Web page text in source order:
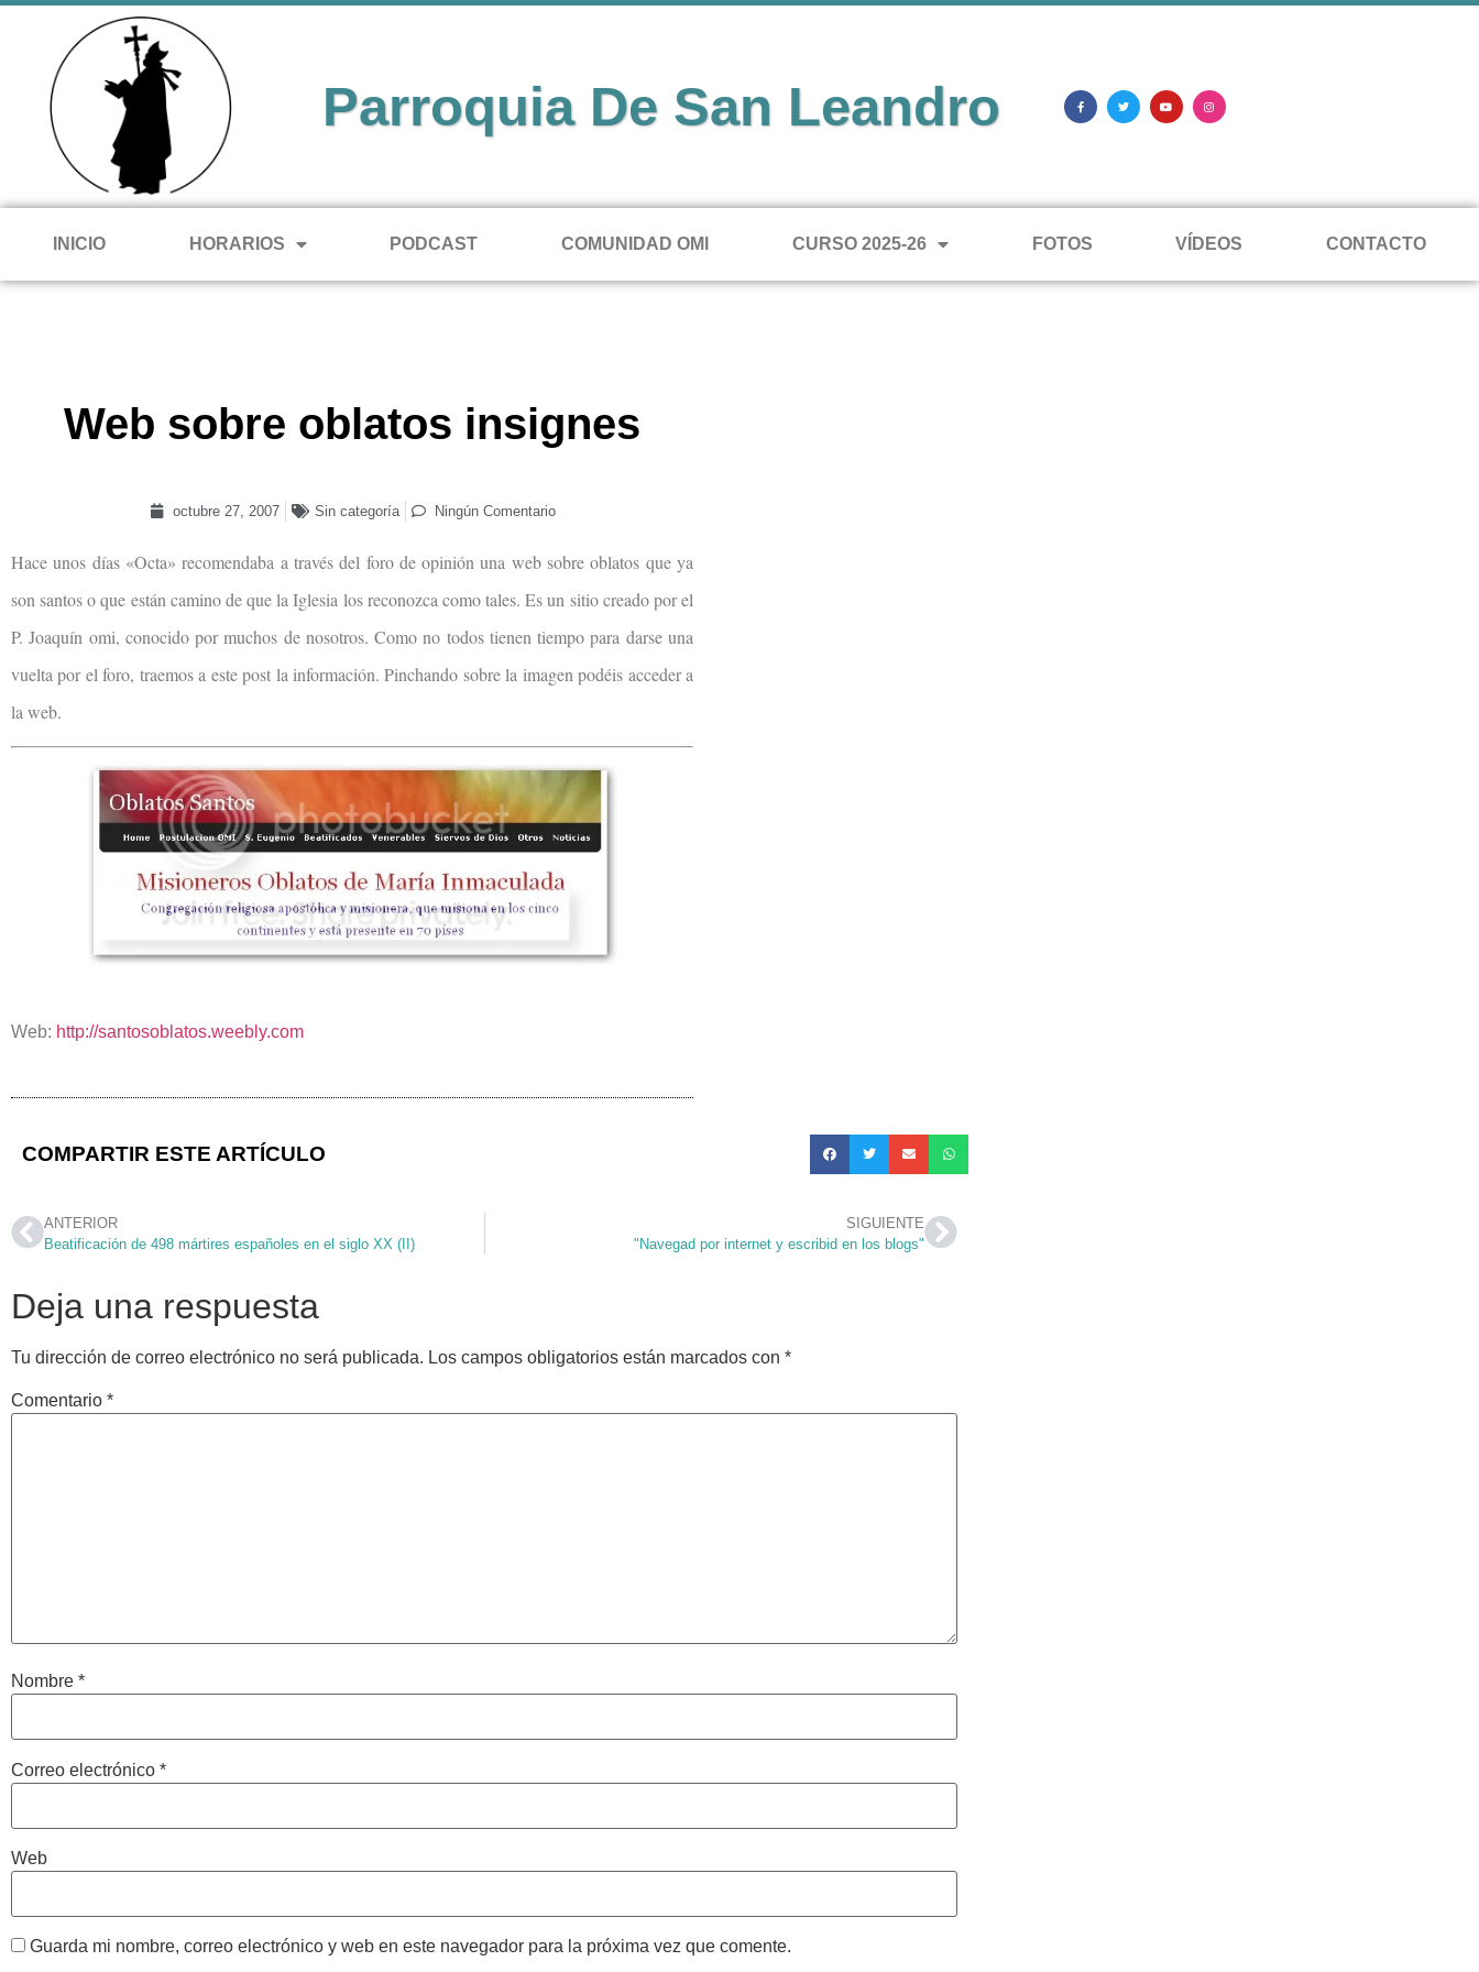
Parroquia De San Leandro
INICIO HORARIOS PODCAST COMUNIDAD OMI CURSO 2025-26 FOTOS VÍDEOS CONTACTO
Web sobre oblatos insignes
octubre 27, 2007 Sin categoría Ningún Comentario
Hace unos días «Octa» recomendaba a través del foro de opinión una web sobre oblatos que ya
son santos o que están camino de que la Iglesia los reconozca como tales. Es un sitio creado por el
P. Joaquín omi, conocido por muchos de nosotros. Como no todos tienen tiempo para darse una
vuelta por el foro, traemos a este post la información. Pinchando sobre la imagen podéis acceder a
la web.
Web: http://santosoblatos.weebly.com
COMPARTIR ESTE ARTÍCULO
ANTERIOR
Beatificación de 498 mártires españoles en el siglo XX (II)
SIGUIENTE
"Navegad por internet y escribid en los blogs"
Deja una respuesta
Tu dirección de correo electrónico no será publicada. Los campos obligatorios están marcados con *
Comentario *
Nombre *
Correo electrónico *
Web
Guarda mi nombre, correo electrónico y web en este navegador para la próxima vez que comente.